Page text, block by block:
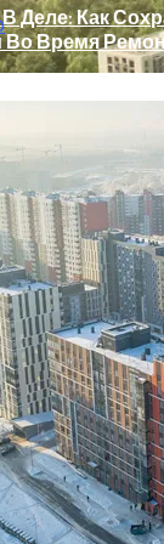
Намерена
Деле: Как
Во Время
– Дело